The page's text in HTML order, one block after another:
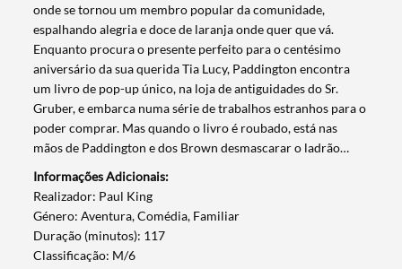
onde se tornou um membro popular da comunidade,
espalhando alegria e doce de laranja onde quer que vá.
Enquanto procura o presente perfeito para o centésimo
aniversário da sua querida Tia Lucy, Paddington encontra
um livro de pop-up único, na loja de antiguidades do Sr.
Gruber, e embarca numa série de trabalhos estranhos para o
poder comprar. Mas quando o livro é roubado, está nas
mãos de Paddington e dos Brown desmascarar o ladrão…
Informações Adicionais:
​Realizador: Paul King
Género: Aventura, Comédia, Familiar
Duração (minutos): 117
Classificação: M/6